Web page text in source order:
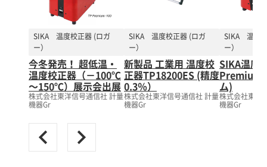
SIKA 温度校正器 (ロガ
ー）
今冬発売！ 超低温・
温度校正器（－100℃
～150℃）展示会出展
株式会社東洋信号通信社 計量
機器Gr
SIKA 温度校正器 (ロガ
ー）
新製品 工業用 温度校
正器TP18200ES (精度
0.3％）
株式会社東洋信号通信社 計量
機器Gr
SIKA 温度
ー）
SIKA温度
Premium
ム)
株式会社東洋
機器Gr